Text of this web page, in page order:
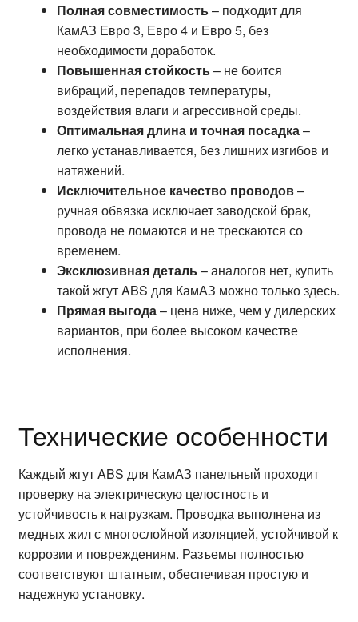
Полная совместимость– подходит для
КамАЗ Евро 3, Евро 4 и Евро 5, без
необходимости доработок.
Повышенная стойкость– не боится
вибраций, перепадов температуры,
воздействия влаги и агрессивной среды.
Оптимальная длина и точная посадка–
легко устанавливается, без лишних изгибов и
натяжений.
Исключительное качество проводов–
ручная обвязка исключает заводской брак,
провода не ломаются и не трескаются со
временем.
Эксклюзивная деталь– аналогов нет, купить
такой жгут ABS для КамАЗ можно только здесь.
Прямая выгода– цена ниже, чем у дилерских
вариантов, при более высоком качестве
исполнения.
Технические особенности
Каждый жгут ABS для КамАЗ панельный проходит
проверку на электрическую целостность и
устойчивость к нагрузкам. Проводка выполнена из
медных жил с многослойной изоляцией, устойчивой к
коррозии и повреждениям. Разъемы полностью
соответствуют штатным, обеспечивая простую и
надежную установку.